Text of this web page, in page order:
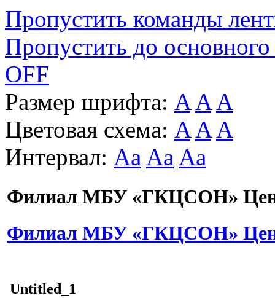
Пропустить команды
Пропустить до основного
OFF
Размер шрифта: A A A
Цветовая схема: A A A
Интервал: Aa Aa Aa
Филиал МБУ «ГКЦСОН»
Филиал МБУ «ГКЦСОН»
Untitled_1